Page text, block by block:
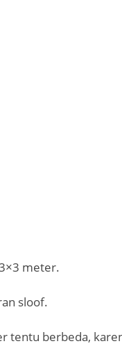
meter.
sloof.
tentu berbeda,